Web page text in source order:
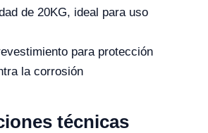
de 20KG, ideal para uso
para protección
la corrosión
técnicas